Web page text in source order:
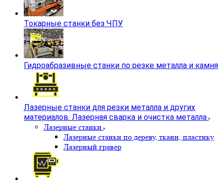
Токарные станки без ЧПУ
Гидроабразивные станки по резке металла и камня
Лазерные станки для резки металла и других
материалов. Лазерная сварка и очистка металла
Лазерные станки
Лазерные станки по дереву, ткани, пластику
Лазерный гравер